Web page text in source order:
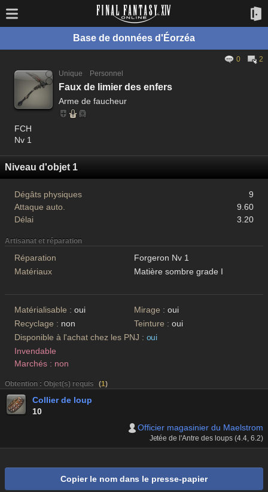
Base de données d'Éorzéa
0
2
Unique
Personnel
Faux de limier des enfers
Arme de faucheur
FCH
Nv 1
Niveau d'objet 1
Dégâts physiques
9
Attaque auto.
9.60
Délai
3.20
Artisanat et réparation
Réparation
Forgeron Nv 1
Matériaux
Matière sombre grade I
Matérialisable : oui Mirage : oui
Recyclage : non Teinture : oui
Disponible à l'achat chez les PNJ : oui
Invendable
Marchés : non
Obtention : Objet(s) requis (1)
Collier de loup
10
Officier magasinier du Maelstrom
Jetée de l'Antre des loups (4.4, 6.2)
Copier le nom dans le presse-papier